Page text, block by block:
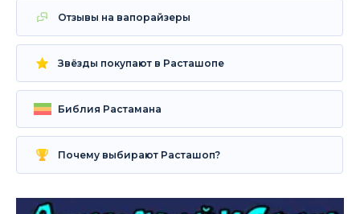
Отзывы на вапорайзеры
Звёзды покупают в Расташопе
Библия Растамана
Почему выбирают Расташоп?